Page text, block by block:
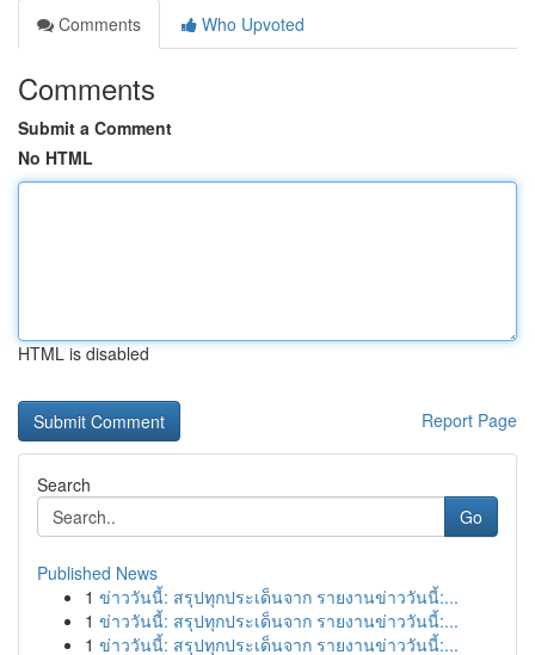
Comments
Who Upvoted
Comments
Submit a Comment
No HTML
HTML is disabled
Report Page
Search
Go
Published News
1 ข่าววันนี้: สรุปทุกประเด็นจาก รายงานข่าววันนี้:...
1 ข่าววันนี้: สรุปทุกประเด็นจาก รายงานข่าววันนี้:...
1 ข่าววันนี้: สรุปทุกประเด็นจาก รายงานข่าววันนี้:...